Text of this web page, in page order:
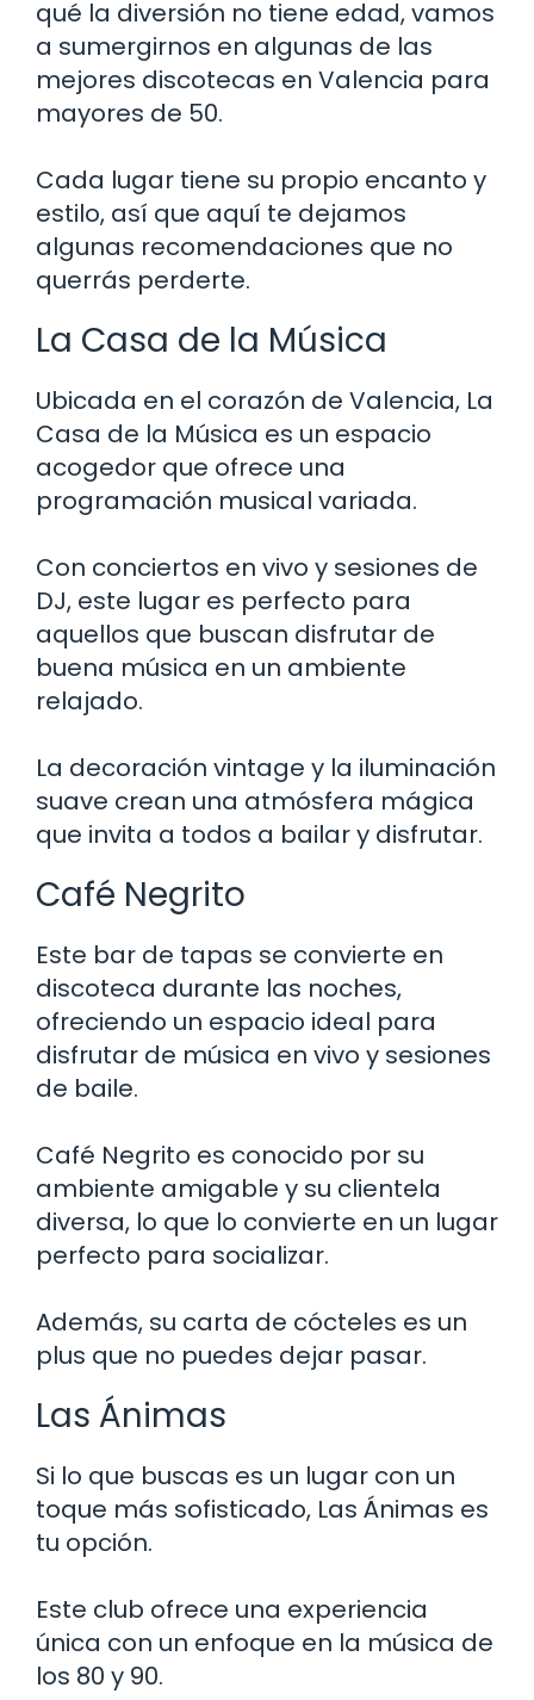
qué la diversión no tiene edad, vamos
a sumergirnos en algunas de las
mejores discotecas en Valencia para
mayores de 50.
Cada lugar tiene su propio encanto y
estilo, así que aquí te dejamos
algunas recomendaciones que no
querrás perderte.
La Casa de la Música
Ubicada en el corazón de Valencia, La
Casa de la Música es un espacio
acogedor que ofrece una
programación musical variada.
Con conciertos en vivo y sesiones de
DJ, este lugar es perfecto para
aquellos que buscan disfrutar de
buena música en un ambiente
relajado.
La decoración vintage y la iluminación
suave crean una atmósfera mágica
que invita a todos a bailar y disfrutar.
Café Negrito
Este bar de tapas se convierte en
discoteca durante las noches,
ofreciendo un espacio ideal para
disfrutar de música en vivo y sesiones
de baile.
Café Negrito es conocido por su
ambiente amigable y su clientela
diversa, lo que lo convierte en un lugar
perfecto para socializar.
Además, su carta de cócteles es un
plus que no puedes dejar pasar.
Las Ánimas
Si lo que buscas es un lugar con un
toque más sofisticado, Las Ánimas es
tu opción.
Este club ofrece una experiencia
única con un enfoque en la música de
los 80 y 90.